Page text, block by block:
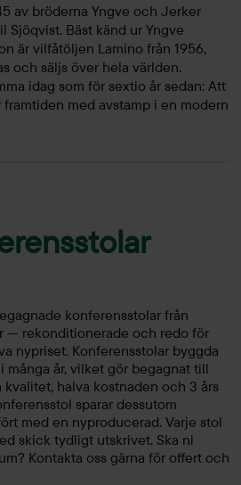
av bröderna Yngve och Jerker
Sjöqvist. Bäst känd ur Yngve
är vilfåtöljen Lamino från 1956,
och säljs över hela världen.
idag som för sextio år sedan: Att
med avstamp i en modern
konferensstolar från
— rekonditionerade och redo för
nypriset. Konferensstolar byggda
år, vilket gör begagnat till
kvalitet, halva kostnaden och 3 års
sparar dessutom
med en nyproducerad. Varje stol
skick tydligt utskrivet. Ska ni
Kontakta oss gärna för offert och